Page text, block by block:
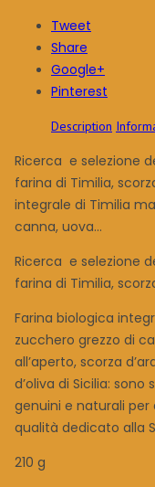
Tweet
Share
Google+
Pinterest
Description
Ricerca e selezione
farina di Timilia,
integrale di Timilia
canna, uova...
Ricerca e selezione
farina di Timilia,
Farina biologica
zucchero grezzo di
all’aperto, scorza
d’oliva di Sicilia:
genuini e naturali
qualità dedicato alla
210 g